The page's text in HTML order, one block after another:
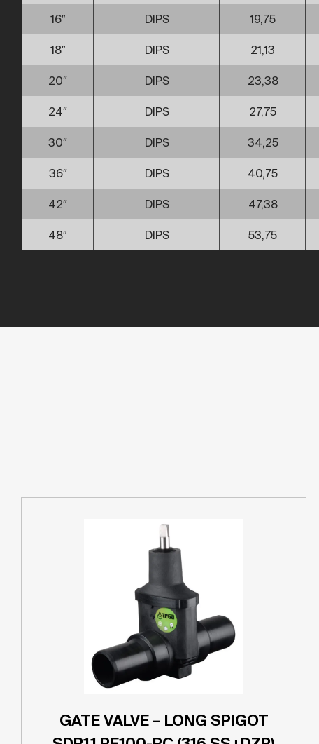
16″ DIPS 19,75
18″ DIPS 21,13
20″ DIPS 23,38
24″ DIPS 27,75
30″ DIPS 34,25
36″ DIPS 40,75
42″ DIPS 47,38
48″ DIPS 53,75
GATE VALVE – LONG SPIGOT